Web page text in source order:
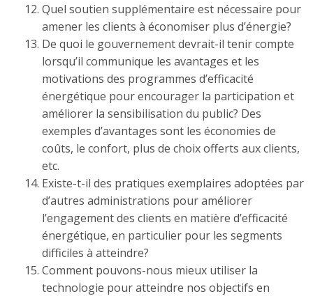
Quel soutien supplémentaire est nécessaire pour
amener les clients à économiser plus d’énergie?
De quoi le gouvernement devrait-il tenir compte
lorsqu’il communique les avantages et les
motivations des programmes d’efficacité
énergétique pour encourager la participation et
améliorer la sensibilisation du public? Des
exemples d’avantages sont les économies de
coûts, le confort, plus de choix offerts aux clients,
etc.
Existe-t-il des pratiques exemplaires adoptées par
d’autres administrations pour améliorer
l’engagement des clients en matière d’efficacité
énergétique, en particulier pour les segments
difficiles à atteindre?
Comment pouvons-nous mieux utiliser la
technologie pour atteindre nos objectifs en